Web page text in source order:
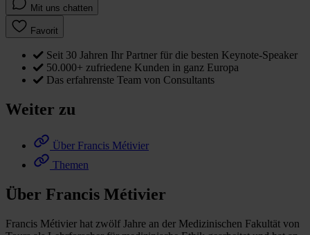
Mit uns chatten
Favorit
Seit 30 Jahren Ihr Partner für die besten Keynote-Speaker
50.000+ zufriedene Kunden in ganz Europa
Das erfahrenste Team von Consultants
Weiter zu
Über Francis Métivier
Themen
Über Francis Métivier
Francis Métivier hat zwölf Jahre an der Medizinischen Fakultät von